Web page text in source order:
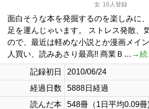
女 16人登録
面白そうな本を発掘するのを楽しみに
足を運んじゃいます。 ストレス発散、
ので、最近は軽めな小説とか漫画メイ
人買い、読みあさり最高!! 商業Ｂ… →続
記録初日
2010/06/24
経過日数
5888日経過
読んだ本
548冊（1日平均0.09冊